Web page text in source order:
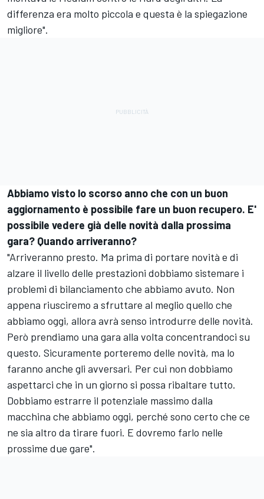
differenza era molto piccola e questa è la spiegazione
migliore".
Abbiamo visto lo scorso anno che con un buon
aggiornamento è possibile fare un buon recupero. E'
possibile vedere già delle novità dalla prossima
gara? Quando arriveranno?
"Arriveranno presto. Ma prima di portare novità e di
alzare il livello delle prestazioni dobbiamo sistemare i
problemi di bilanciamento che abbiamo avuto. Non
appena riusciremo a sfruttare al meglio quello che
abbiamo oggi, allora avrà senso introdurre delle novità.
Però prendiamo una gara alla volta concentrandoci su
questo. Sicuramente porteremo delle novità, ma lo
faranno anche gli avversari. Per cui non dobbiamo
aspettarci che in un giorno si possa ribaltare tutto.
Dobbiamo estrarre il potenziale massimo dalla
macchina che abbiamo oggi, perché sono certo che ce
ne sia altro da tirare fuori. E dovremo farlo nelle
prossime due gare".